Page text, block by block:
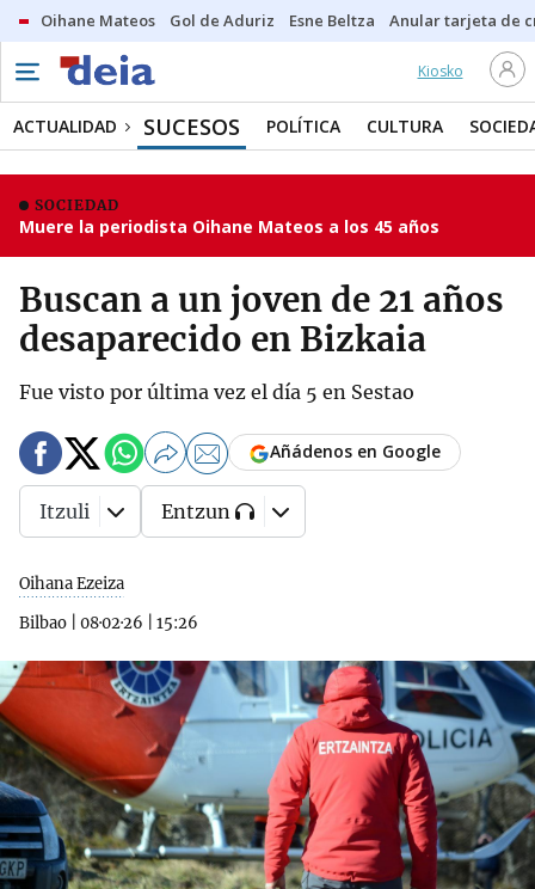
Oihane Mateos Gol de Aduriz Esne Beltza Anular tarjeta de
Kiosko
ACTUALIDAD SUCESOS POLÍTICA CULTURA
SOCIEDAD
Muere la periodista Oihane Mateos a los 45 años
Buscan a un joven de 21 años
desaparecido en Bizkaia
Fue visto por última vez el día 5 en Sestao
Oihana Ezeiza
Bilbao
08·02·26 15:26
Añádenos en Google
Itzuli Entzun